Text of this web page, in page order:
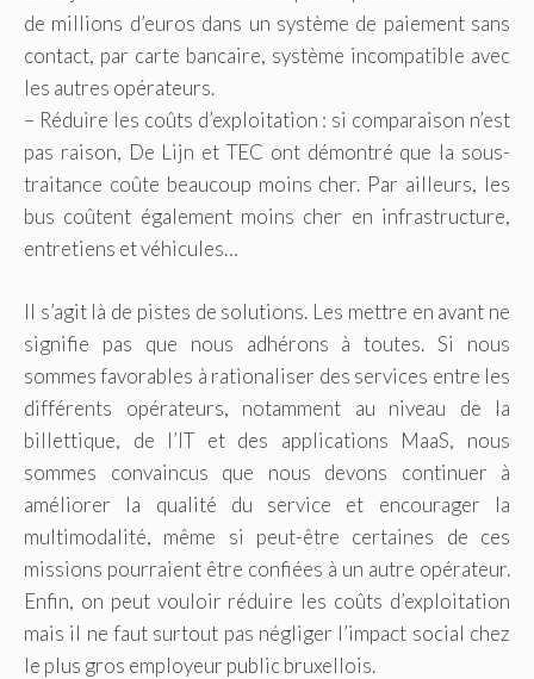
de millions d’euros dans un système de paiement sans
contact, par carte bancaire, système incompatible avec
les autres opérateurs.
– Réduire les coûts d’exploitation : si comparaison n’est
pas raison, De Lijn et TEC ont démontré que la sous-
traitance coûte beaucoup moins cher. Par ailleurs, les
bus coûtent également moins cher en infrastructure,
entretiens et véhicules…
Il s’agit là de pistes de solutions. Les mettre en avant ne
signifie pas que nous adhérons à toutes. Si nous
sommes favorables à rationaliser des services entre les
différents opérateurs, notamment au niveau de la
billettique, de l’IT et des applications MaaS, nous
sommes convaincus que nous devons continuer à
améliorer la qualité du service et encourager la
multimodalité, même si peut-être certaines de ces
missions pourraient être confiées à un autre opérateur.
Enfin, on peut vouloir réduire les coûts d’exploitation
mais il ne faut surtout pas négliger l’impact social chez
le plus gros employeur public bruxellois.